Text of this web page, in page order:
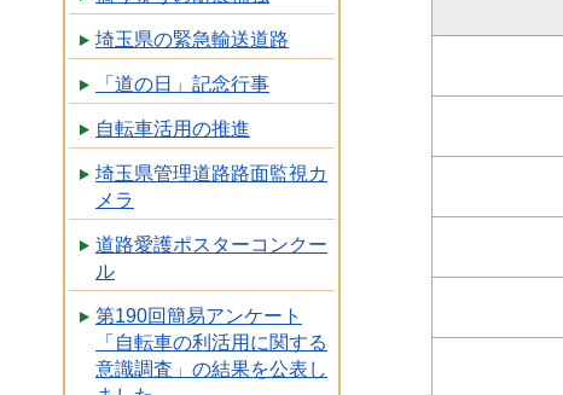
埼玉県の緊急輸送道路
「道の日」記念行事
自転車活用の推進
埼玉県管理道路路面監視カ
メラ
道路愛護ポスターコンクー
ル
第190回簡易アンケート
「自転車の利活用に関する
意識調査」の結果を公表し